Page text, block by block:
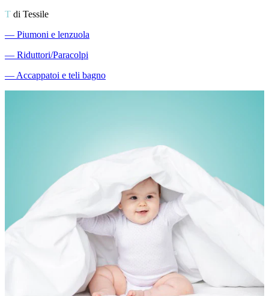
T di Tessile
― Piumoni e lenzuola
― Riduttori/Paracolpi
―Accappatoi e teli bagno